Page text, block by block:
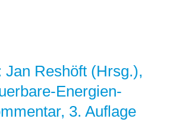
Jan Reshöft (Hrsg.),
Energien-
3. Auflage